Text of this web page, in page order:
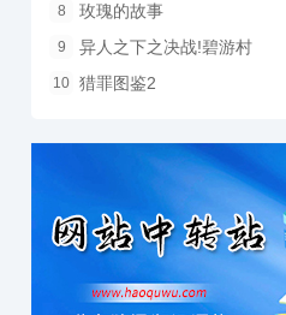
8 玫瑰的故事
9 异人之下之决战!碧游村
10 猎罪图鉴2